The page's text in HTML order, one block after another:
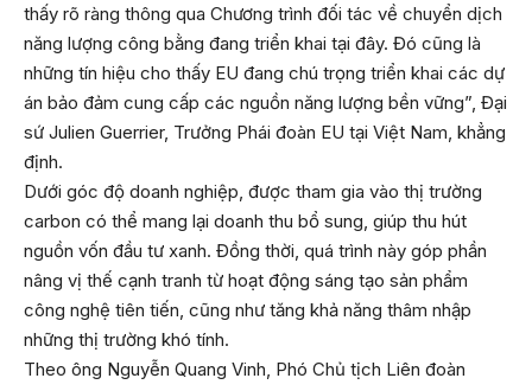
thấy rõ ràng thông qua Chương trình đối tác về chuyển dịch
năng lượng công bằng đang triển khai tại đây. Đó cũng là
những tín hiệu cho thấy EU đang chú trọng triển khai các dự
án bảo đảm cung cấp các nguồn năng lượng bền vững”, Đại
sứ Julien Guerrier, Trưởng Phái đoàn EU tại Việt Nam, khẳng
định.
Dưới góc độ doanh nghiệp, được tham gia vào thị trường
carbon có thể mang lại doanh thu bổ sung, giúp thu hút
nguồn vốn đầu tư xanh. Đồng thời, quá trình này góp phần
nâng vị thế cạnh tranh từ hoạt động sáng tạo sản phẩm
công nghệ tiên tiến, cũng như tăng khả năng thâm nhập
những thị trường khó tính.
Theo ông Nguyễn Quang Vinh, Phó Chủ tịch Liên đoàn